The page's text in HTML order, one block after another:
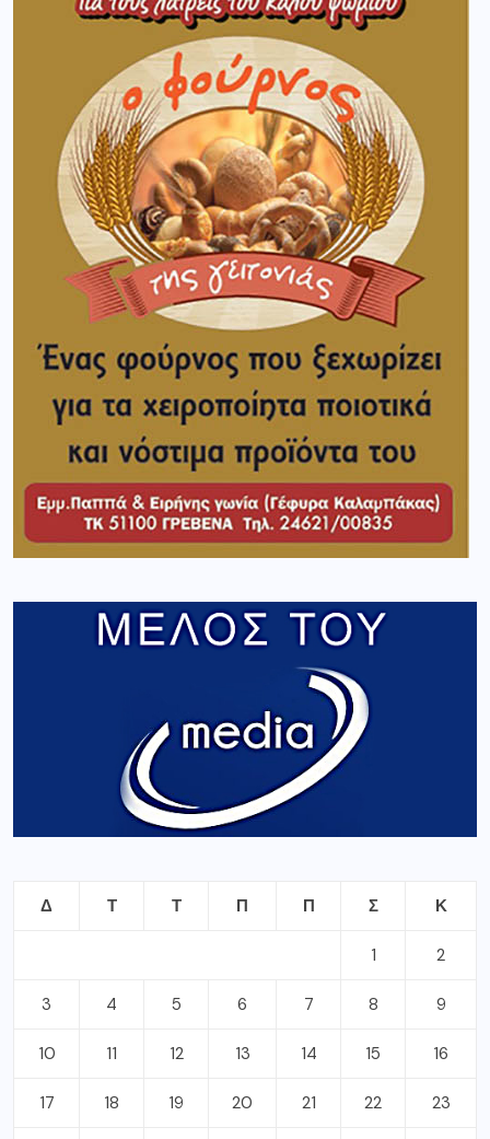
Δ Τ Τ Π Π Σ Κ
1 2
3 4 5 6 7 8 9
10 11 12 13 14 15 16
17 18 19 20 21 22 23